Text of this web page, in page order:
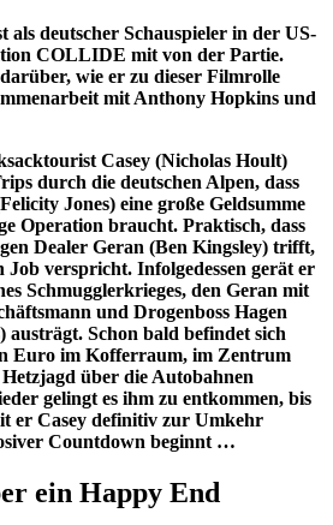
als deutscher Schauspieler in der US-
COLLIDE mit von der Partie.
wie er zu dieser Filmrolle
mit Anthony Hopkins und
Casey (Nicholas Hoult)
durch die deutschen Alpen, dass
Jones) eine große Geldsumme
Operation braucht. Praktisch, dass
Dealer Geran (Ben Kingsley) trifft,
verspricht. Infolgedessen gerät er
Schmugglerkrieges, den Geran mit
und Drogenboss Hagen
Schon bald befindet sich
Euro im Kofferraum, im Zentrum
über die Autobahnen
gelingt es ihm zu entkommen, bis
er Casey definitiv zur Umkehr
Countdown beginnt …
ein Happy End